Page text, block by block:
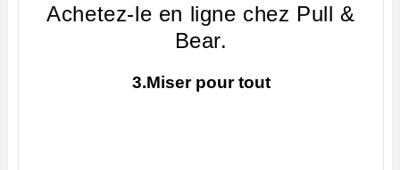
Achetez-le en ligne chez Pull &
Bear.
3.Miser pour tout